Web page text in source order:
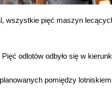
wszystkie pięć maszyn
odlotów odbyło się w
pomiędzy